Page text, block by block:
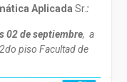
Aplicada Sr.:
02 de septiembre, a
piso Facultad de